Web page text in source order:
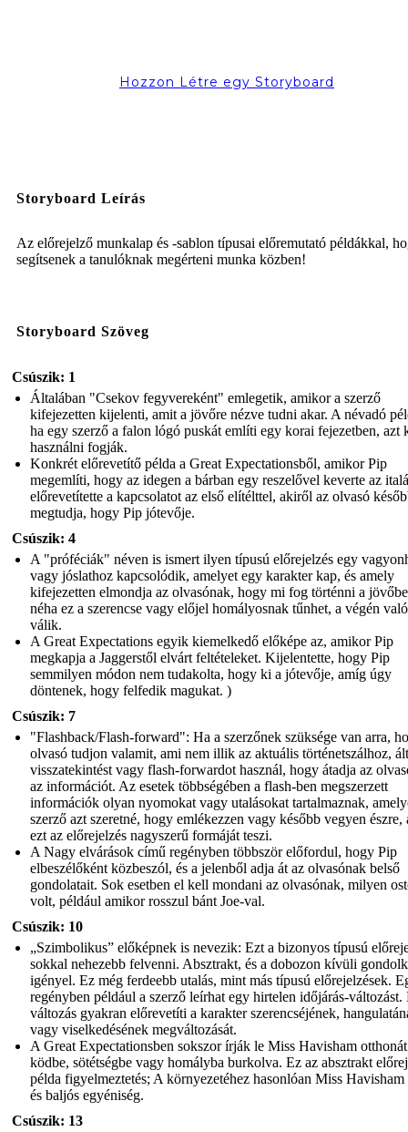
Hozzon Létre egy Storyboard
Storyboard Leírás
Az előrejelző munkalap és -sablon típusai előremutató példákkal,
segítsenek a tanulóknak megérteni munka közben!
Storyboard Szöveg
Csúszik: 1
Általában "Csekov fegyvereként" emlegetik, amikor a szerző
kifejezetten kijelenti, amit a jövőre nézve tudni akar. A névadó
ha egy szerző a falon lógó puskát említi egy korai fejezetben, azt
használni fogják.
Konkrét előrevetítő példa a Great Expectationsből, amikor Pip
megemlíti, hogy az idegen a bárban egy reszelővel keverte az
előrevetítette a kapcsolatot az első elítélttel, akiről az olvasó
megtudja, hogy Pip jótevője.
Csúszik: 4
A "próféciák" néven is ismert ilyen típusú előrejelzés egy
vagy jóslathoz kapcsolódik, amelyet egy karakter kap, és amely
kifejezetten elmondja az olvasónak, hogy mi fog történni a
néha ez a szerencse vagy előjel homályosnak tűnhet, a végén
válik.
A Great Expectations egyik kiemelkedő előképe az, amikor Pip
megkapja a Jaggerstől elvárt feltételeket. Kijelentette, hogy Pip
semmilyen módon nem tudakolta, hogy ki a jótevője, amíg úgy
döntenek, hogy felfedik magukat. )
Csúszik: 7
"Flashback/Flash-forward": Ha a szerzőnek szüksége van arra,
olvasó tudjon valamit, ami nem illik az aktuális történetszálhoz,
visszatekintést vagy flash-forwardot használ, hogy átadja az
az információt. Az esetek többségében a flash-ben megszerzett
információk olyan nyomokat vagy utalásokat tartalmaznak,
szerző azt szeretné, hogy emlékezzen vagy később vegyen észre,
ezt az előrejelzés nagyszerű formáját teszi.
A Nagy elvárások című regényben többször előfordul, hogy Pip
elbeszélőként közbeszól, és a jelenből adja át az olvasónak belső
gondolatait. Sok esetben el kell mondani az olvasónak, milyen
volt, például amikor rosszul bánt Joe-val.
Csúszik: 10
„Szimbolikus” előképnek is nevezik: Ezt a bizonyos típusú
sokkal nehezebb felvenni. Absztrakt, és a dobozon kívüli
igényel. Ez még ferdeebb utalás, mint más típusú előrejelzések.
regényben például a szerző leírhat egy hirtelen időjárás-változást.
változás gyakran előrevetíti a karakter szerencséjének,
vagy viselkedésének megváltozását.
A Great Expectationsben sokszor írják le Miss Havisham otthonát
ködbe, sötétségbe vagy homályba burkolva. Ez az absztrakt
példa figyelmeztetés; A környezetéhez hasonlóan Miss Havisham
és baljós egyéniség.
Csúszik: 13